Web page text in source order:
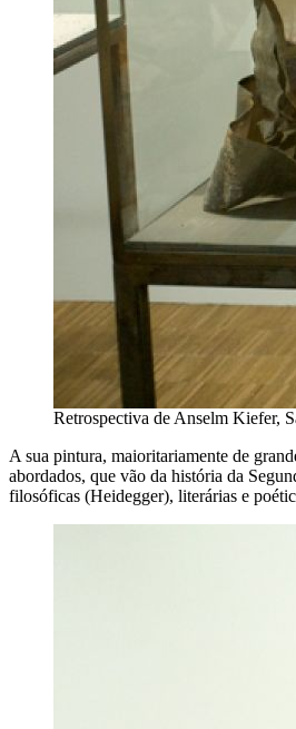
Retrospectiva de Anselm Kiefer,
A sua pintura, maioritariamente de
abordados, que vão da história da
filosóficas (Heidegger), literárias e